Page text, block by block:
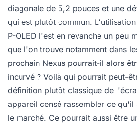
diagonale de 5,2 pouces et une
qui est plutôt commun.
P-OLED l'est en revanche un peu
que l'on trouve notamment dans
prochain Nexus pourrait-il alors
incurvé ? Voilà qui pourrait peut-
définition plutôt classique de
appareil censé rassembler ce qu'il
le marché. Ce pourrait aussi être